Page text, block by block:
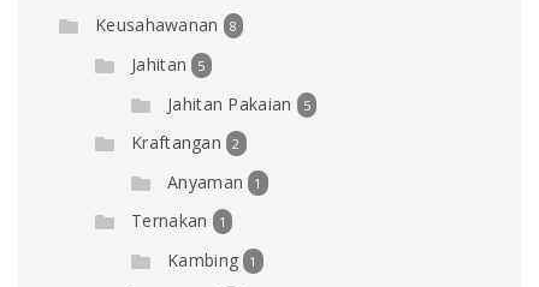
Keusahawanan 8
Jahitan 5
Jahitan Pakaian 5
Kraftangan 2
Anyaman 1
Ternakan 1
Kambing 1